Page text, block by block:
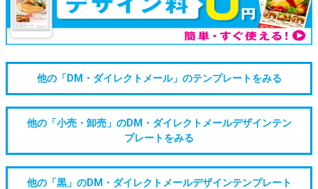
他の「DM・ダイレクトメール」のテンプレートをみる
他の「小売・卸売」のDM・ダイレクトメールデザインテン
プレートをみる
他の「黒」のDM・ダイレクトメールデザインテンプレート